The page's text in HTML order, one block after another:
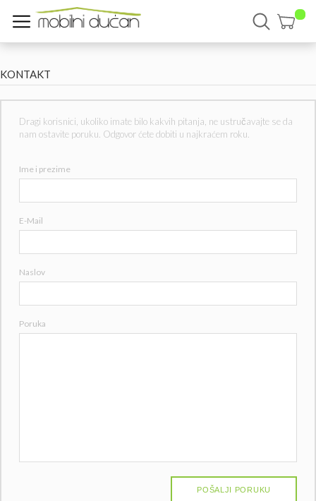
KONTAKT
Dragi korisnici, ukoliko imate bilo kakvih pitanja, ne ustručavajte se da
nam ostavite poruku. Odgovor ćete dobiti u najkraćem roku.
Ime i prezime
E-Mail
Naslov
Poruka
POŠALJI PORUKU